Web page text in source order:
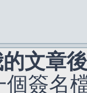
文章
簽名